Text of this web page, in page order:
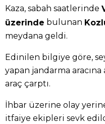
Kaza, sabah saatlerinde
üzerinde bulunan
meydana geldi.
Edinilen bilgiye göre,
yapan jandarma
araç çarptı.
İhbar üzerine olay
itfaiye ekipleri sevk